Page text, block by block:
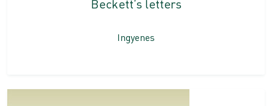
Beckett’s letters
Ingyenes